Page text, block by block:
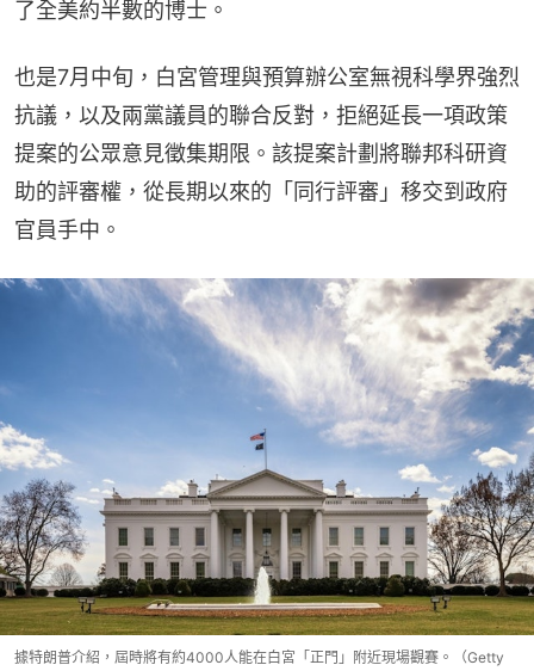
了全美約半數的博士。
也是7月中旬，白宮管理與預算辦公室無視科學界強烈
抗議，以及兩黨議員的聯合反對，拒絕延長一項政策
提案的公眾意見徵集期限。該提案計劃將聯邦科研資
助的評審權，從長期以來的「同行評審」移交到政府
官員手中。
據特朗普介紹，屆時將有約4000人能在白宮「正門」附近現場觀賽。（Getty